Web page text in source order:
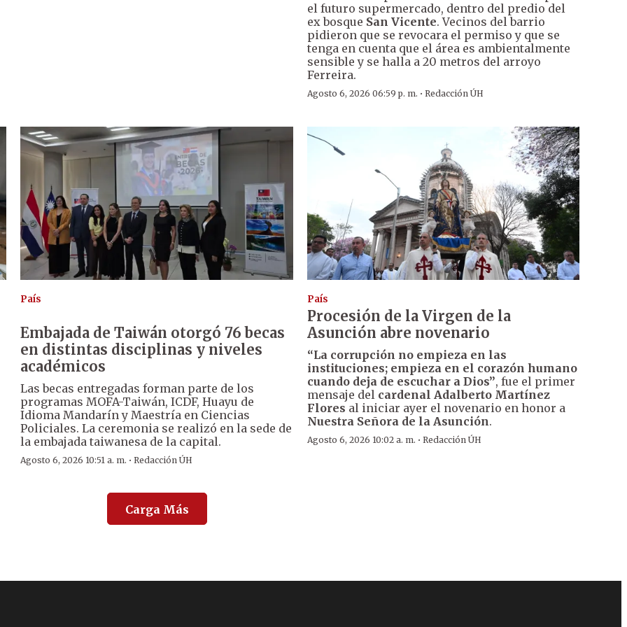
el futuro supermercado, dentro del predio del
ex bosque San Vicente. Vecinos del barrio
pidieron que se revocara el permiso y que se
tenga en cuenta que el área es ambientalmente
sensible y se halla a 20 metros del arroyo
Ferreira.
Agosto 6, 2026 06:59 p. m. · Redacción ÚH
País
Embajada de Taiwán otorgó 76 becas
en distintas disciplinas y niveles
académicos
Las becas entregadas forman parte de los
programas MOFA-Taiwán, ICDF, Huayu de
Idioma Mandarín y Maestría en Ciencias
Policiales. La ceremonia se realizó en la sede de
la embajada taiwanesa de la capital.
Agosto 6, 2026 10:51 a. m. ·Redacción ÚH
País
Procesión de la Virgen de la
Asunción abre novenario
“La corrupción no empieza en las
instituciones; empieza en el corazón humano
cuando deja de escuchar a Dios”, fue el primer
mensaje del cardenal Adalberto Martínez
Flores al iniciar ayer el novenario en honor a
Nuestra Señora de la Asunción.
Agosto 6, 2026 10:02 a. m. · Redacción ÚH
Carga Más